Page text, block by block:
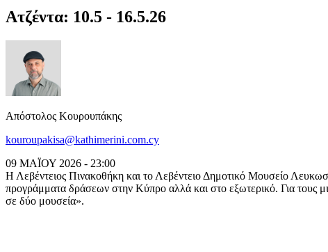
Ατζέντα: 10.5 - 16.5.26
Απόστολος Κουρουπάκης
kouroupakisa@kathimerini.com.cy
09 ΜΑΪΟΥ 2026 - 23:00
Η Λεβέντειος Πινακοθήκη και το Λεβέντειο Δημοτικό Μουσείο
προγράμματα δράσεων στην Κύπρο αλλά και στο εξωτερικό. Για τους
σε δύο μουσεία».